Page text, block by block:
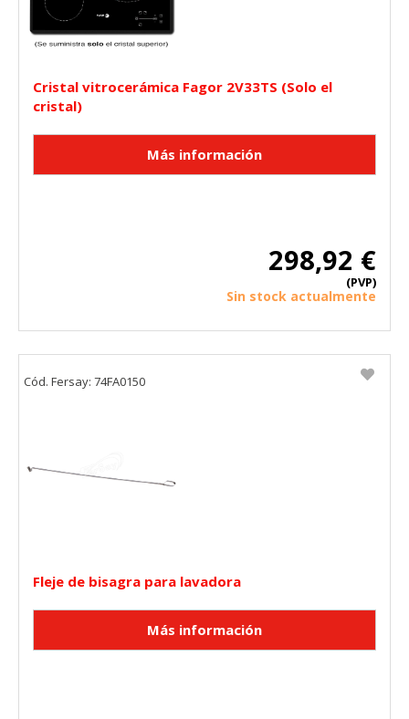
Cristal vitrocerámica Fagor 2V33TS (Solo el
cristal)
298,92 €
(PVP)
Sin stock actualmente
Fleje de bisagra para lavadora
Cód. Fersay: 74FA0150